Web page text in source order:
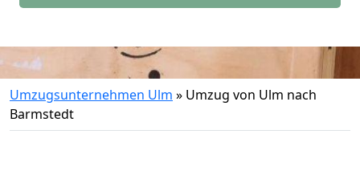
Umzugsunternehmen Ulm » Umzug von Ulm nach
Barmstedt